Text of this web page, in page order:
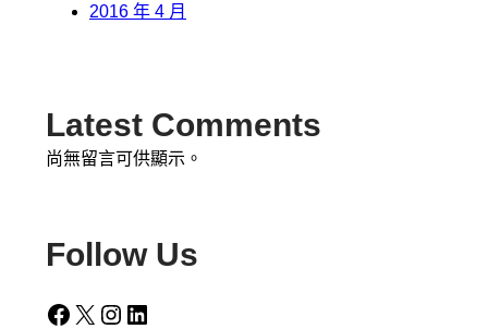
2016 年 4 月
Latest Comments
尚無留言可供顯示。
Follow Us
Facebook X Instagram LinkedIn